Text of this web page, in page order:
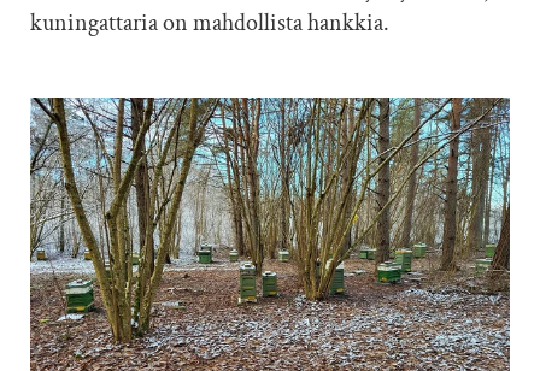
kuningattaria on mahdollista hankkia.